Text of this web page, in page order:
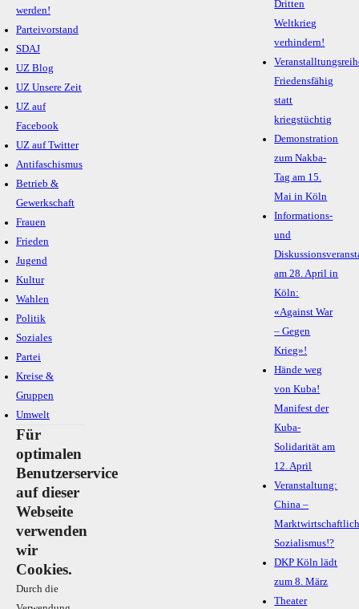
werden!
Parteivorstand
SDAJ
UZ Blog
UZ Unsere Zeit
UZ auf
Facebook
UZ auf Twitter
Antifaschismus
Betrieb &
Gewerkschaft
Frauen
Frieden
Jugend
Kultur
Wahlen
Politik
Soziales
Partei
Kreise &
Gruppen
Umwelt
Für
optimalen
Benutzerservice
auf dieser
Webseite
verwenden
wir
Cookies.
Durch die
Dritten
Weltkrieg
verhindern!
Friedensfähig
statt
kriegstüchtig
Demonstration
zum Nakba-
Tag am 15.
Mai in Köln
Informations-
und
am 28. April in
Köln:
«Against War
– Gegen
Krieg»!
Hände weg
von Kuba!
Manifest der
Kuba-
Solidarität am
12. April
Veranstaltung:
China –
Sozialismus!?
DKP Köln lädt
zum 8. März
Theater